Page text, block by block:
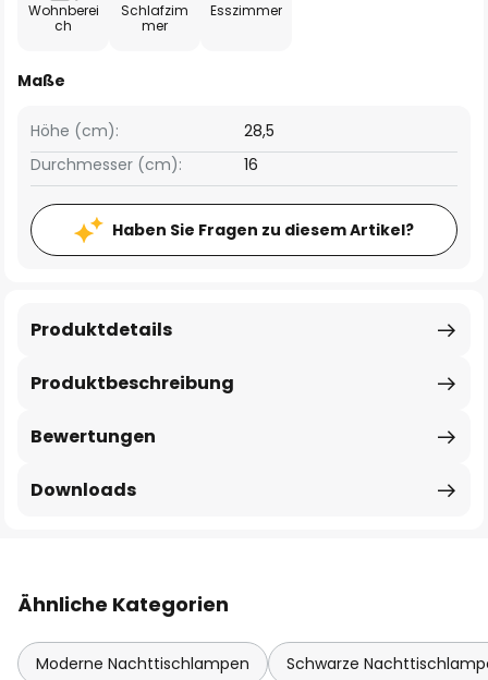
Wohnberei
ch
Schlafzim
mer
Esszimmer
Maße
Höhe (cm):
28,5
Durchmesser (cm):
16
Haben Sie Fragen zu diesem Artikel?
Produktbeschreibung
Produktdetails
Bewertungen
Downloads
Ähnliche Kategorien
Moderne Nachttischlampen Schwarze